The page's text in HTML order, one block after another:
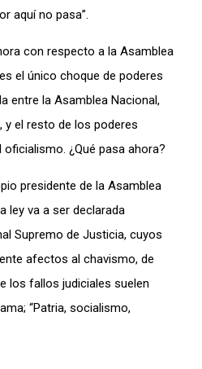
aquí no pasa”.
con respecto a la Asamblea
el único choque de poderes
entre la Asamblea Nacional,
y el resto de los poderes
¿Qué pasa ahora?
presidente de la Asamblea
ley va a ser declarada
Supremo de Justicia, cuyos
afectos al chavismo, de
los fallos judiciales suelen
“Patria, socialismo,